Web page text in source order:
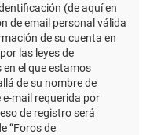
(de aquí en
de email personal válida
de su cuenta en
las leyes de
el que estamos
de su nombre de
mail requerida por
de registro será
“Foros de